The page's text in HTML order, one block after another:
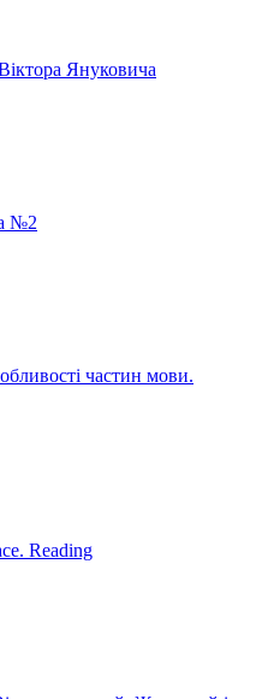
Януковича
№2
частин мови.
Reading